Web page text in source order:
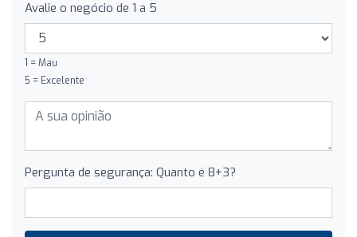
Avalie o negócio de 1 a 5
1 = Mau
5 = Excelente
Pergunta de segurança: Quanto é 8+3?